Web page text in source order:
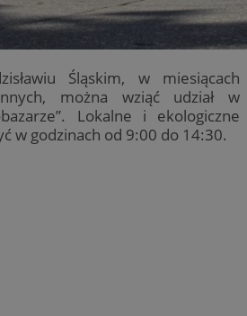
Śląskim, w miesiącach
można wziąć udział w
Lokalne i ekologiczne
w godzinach od 9:00 do 14:30.